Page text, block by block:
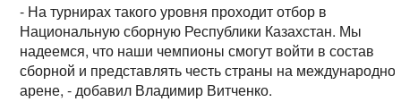
- На турнирах такого уровня проходит отбор в
Национальную сборную Республики Казахстан. Мы
надеемся, что наши чемпионы смогут войти в состав
сборной и представлять честь страны на
арене, - добавил Владимир Витченко.